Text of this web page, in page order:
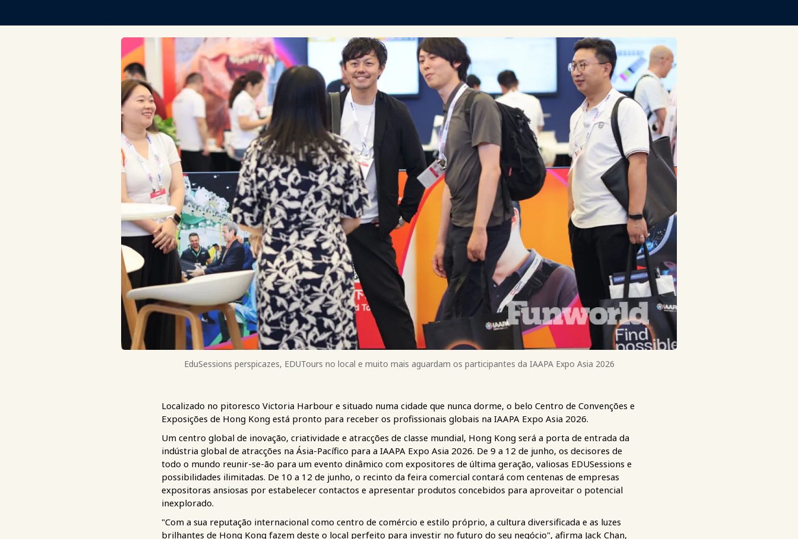
EduSessions perspicazes, EDUTours no local e muito mais aguardam os participantes da IAAPA Expo Asia 2026
Localizado no pitoresco Victoria Harbour e situado numa cidade que nunca dorme, o belo Centro de Convenções e
Exposições de Hong Kong está pronto para receber os profissionais globais na IAAPA Expo Asia 2026.
Um centro global de inovação, criatividade e atracções de classe mundial, Hong Kong será a porta de entrada da
indústria global de atracções na Ásia-Pacífico para a IAAPA Expo Asia 2026. De 9 a 12 de junho, os decisores de
todo o mundo reunir-se-ão para um evento dinâmico com expositores de última geração, valiosas EDUSessions e
possibilidades ilimitadas. De 10 a 12 de junho, o recinto da feira comercial contará com centenas de empresas
expositoras ansiosas por estabelecer contactos e apresentar produtos concebidos para aproveitar o potencial
inexplorado.
"Com a sua reputação internacional como centro de comércio e estilo próprio, a cultura diversificada e as luzes
brilhantes de Hong Kong fazem deste o local perfeito para investir no futuro do seu negócio", afirma Jack Chan,